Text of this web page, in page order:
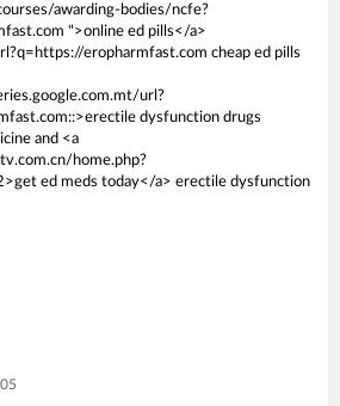
awarding-bodies/ncfe?
">online ed pills</a>
eropharmfast.com cheap ed pills
url?
dysfunction drugs
and <a
home.php?
ed meds today</a> erectile dysfunction